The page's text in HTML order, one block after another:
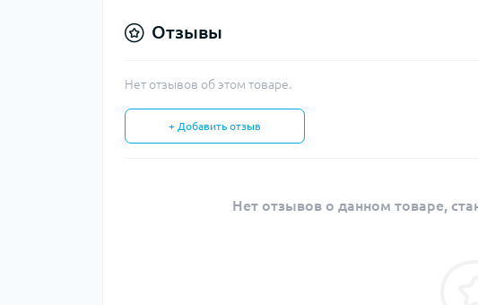
Отзывы
Нет отзывов об этом товаре.
+ Добавить отзыв
Нет отзывов о данном товаре,